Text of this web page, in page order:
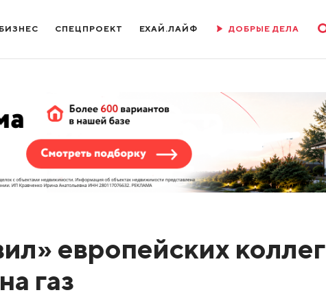
БИЗНЕС СПЕЦПРОЕКТ ЕХАЙ.ЛАЙФ ДОБРЫЕ ДЕЛА
европейских коллег
газ